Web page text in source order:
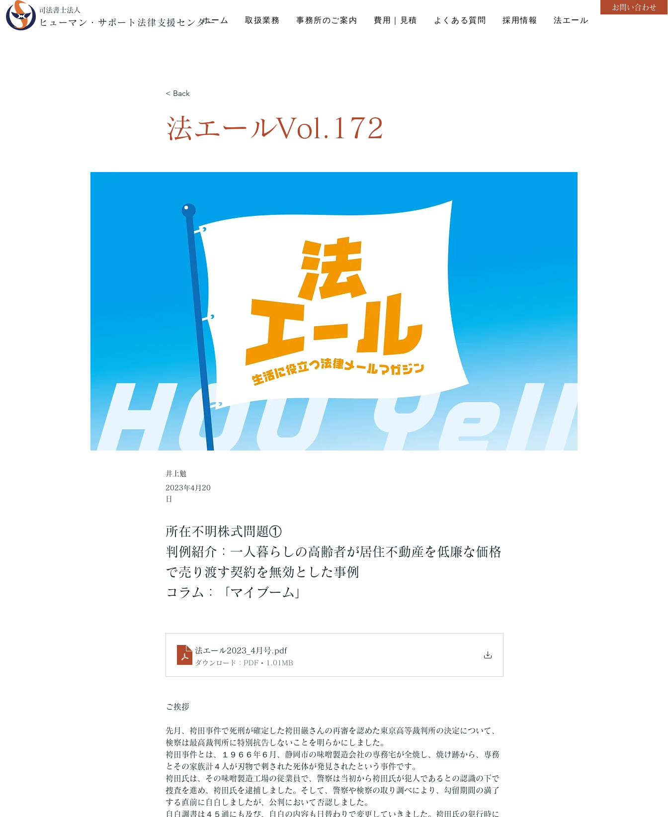
司法書士法人
ヒューマン・サポート法律支援センター
お問い合わせ
ホーム 取扱業務 事務所のご案内 費用｜見積 よくある質問 採用情報 法エール
< Back
法エールVol.172
井上勉
2023年4月20
日
所在不明株式問題①
判例紹介：一人暮らしの高齢者が居住不動産を低廉な価格
で売り渡す契約を無効とした事例
コラム：「マイブーム」
法エール2023_4月号 .pdf
ダウンロード：PDF • 1.01MB
ご挨拶
先月、袴田事件で死刑が確定した袴田巌さんの再審を認めた東京高等裁判所の決定について、
検察は最高裁判所に特別抗告しないことを明らかにしました。
袴田事件とは、１９６６年６月、静岡市の味噌製造会社の専務宅が全焼し、焼け跡から、専務
とその家族計４人が刃物で刺された死体が発見されたという事件です。
袴田氏は、その味噌製造工場の従業員で、警察は当初から袴田氏が犯人であるとの認識の下で
捜査を進め、袴田氏を逮捕しました。そして、警察や検察の取り調べにより、勾留期間の満了
する直前に自白しましたが、公判において否認しました。
自白調書は４５通にも及び、自白の内容も日替わりで変更していきました。袴田氏の犯行時に